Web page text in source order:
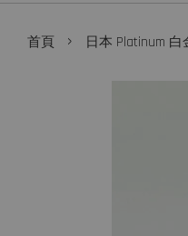
首頁 › 日本 Platinum